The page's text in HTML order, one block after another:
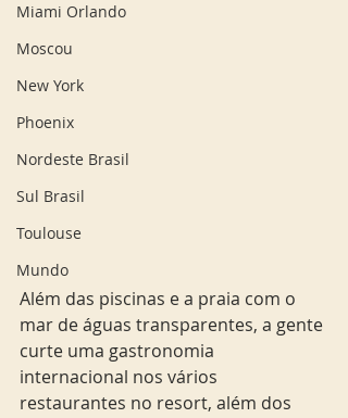
Miami Orlando
Moscou
New York
Phoenix
Nordeste Brasil
Sul Brasil
Toulouse
Mundo
Além das piscinas e a praia com o
mar de águas transparentes, a gente
curte uma gastronomia
internacional nos vários
restaurantes no resort, além dos